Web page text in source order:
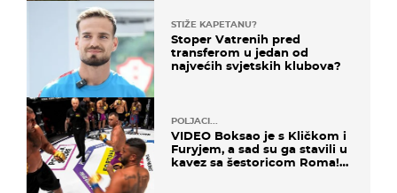
STIŽE KAPETANU?
Stoper Vatrenih pred
transferom u jedan od
najvećih svjetskih klubova?
POLJACI...
VIDEO Boksao je s Kličkom i
Furyjem, a sad su ga stavili u
kavez sa šestoricom Roma!